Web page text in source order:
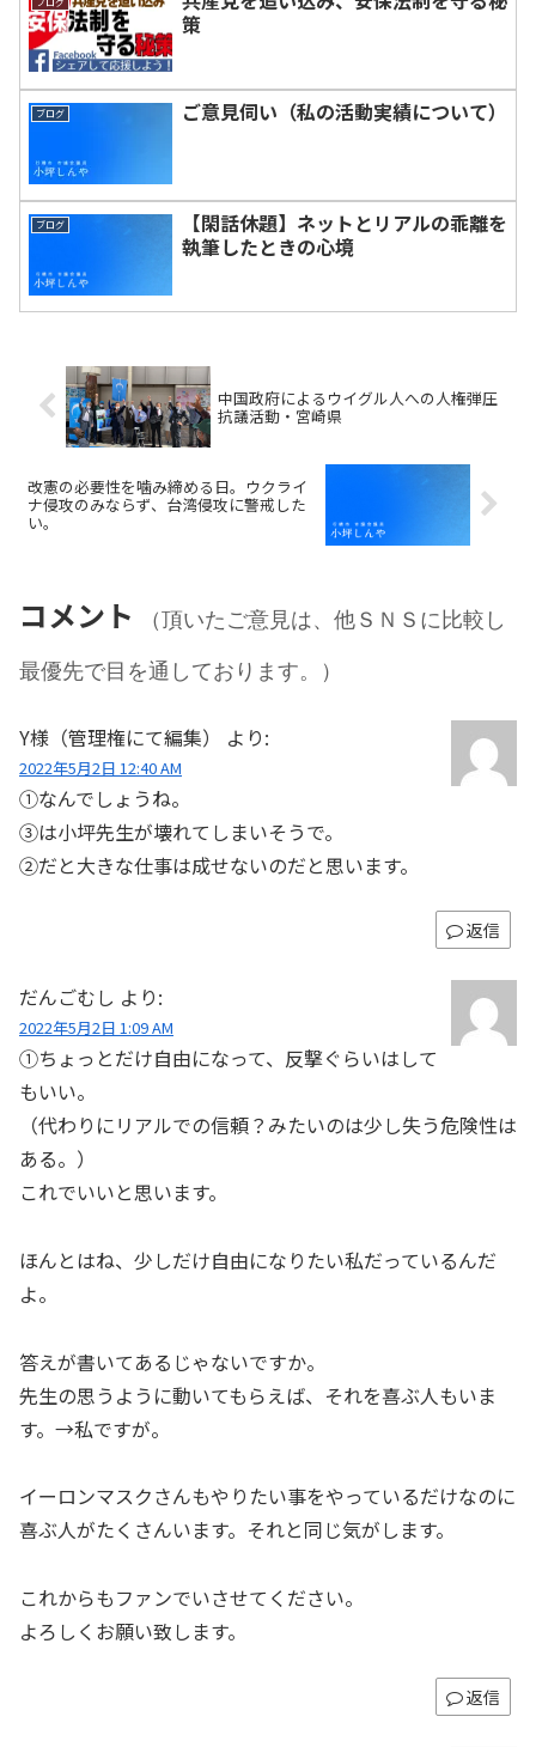
策
ブログ ご意見伺い（私の活動実績について）
ブログ
【閑話休題】ネットとリアルの乖離を
執筆したときの心境
中国政府によるウイグル人への人権弾圧
抗議活動・宮崎県
改憲の必要性を噛み締める日。ウクライ
ナ侵攻のみならず、台湾侵攻に警戒した
い。
コメント
（頂いたご意見は、他ＳＮＳに比較し
最優先で目を通しております。）
Y様（管理権にて編集） より:
2022年5月2日 12:40 AM
①なんでしょうね。
③は小坪先生が壊れてしまいそうで。
②だと大きな仕事は成せないのだと思います。
返信
だんごむし より:
2022年5月2日 1:09 AM
①ちょっとだけ自由になって、反撃ぐらいはして
もいい。
（代わりにリアルでの信頼？みたいのは少し失う危険性は
ある。）
これでいいと思います。
ほんとはね、少しだけ自由になりたい私だっているんだ
よ。
答えが書いてあるじゃないですか。
先生の思うように動いてもらえば、それを喜ぶ人もいま
す。→私ですが。
イーロンマスクさんもやりたい事をやっているだけなのに
喜ぶ人がたくさんいます。それと同じ気がします。
これからもファンでいさせてください。
よろしくお願い致します。
返信